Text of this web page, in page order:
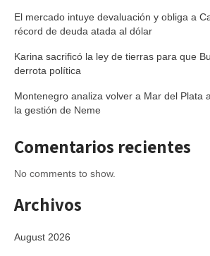
El mercado intuye devaluación y obliga a
récord de deuda atada al dólar
Karina sacrificó la ley de tierras para que
derrota política
Montenegro analiza volver a Mar del Plata
la gestión de Neme
Comentarios recientes
No comments to show.
Archivos
August 2026